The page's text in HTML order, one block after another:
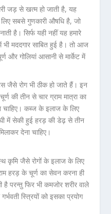
जड़ से खत्म हो जाती है, यह
सबसे गुणकारी औषधि है, जो
है। सिर्फ यही नहीं यह हमारे
भी मददगार साबित हुई है। तो आज
और गोलियां आसानी से मार्केट में
जैसे रोग भी ठीक हो जाते हैं। इन
की तीन से चार ग्राम मात्रा का
चाहिए। कब्ज के इलाज के लिए
में सेकी हुई हरड़ की डेढ़ से तीन
देना चाहिए।
कृमि जैसे रोगों के इलाज के लिए
हरड़ के चूर्ण का सेवन करना ही
है परन्तु फिर भी कमजोर शरीर वाले
स्त्रियों को इसका प्रयोग